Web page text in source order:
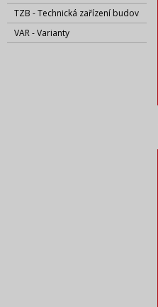
TZB - Technická zařízení budov
VAR - Varianty